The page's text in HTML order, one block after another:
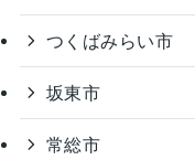
つくばみらい市
坂東市
常総市